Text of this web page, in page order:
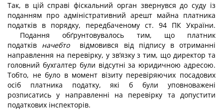
Так, в цій справі фіскальний орган звернувся до суду із
поданням про адміністративний арешт майна платника
податків в порядку, передбаченому ст. 94 ПК України.
Подання обґрунтовувалось тим, що платник
податків начебтовідмовився від підпису в отриманні
направлення на перевірку, у зв’язку з тим, що директор та
головний бухгалтер були відсутні за юридичною адресою.
Тобто, не було в момент візиту перевіряючих посадових
осіб платника податку, які б були уповноважені
розписатись у направленні на перевірку та допустити
податкових інспекторів.